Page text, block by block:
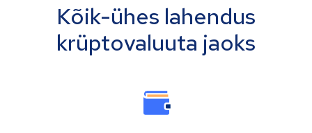
Kõik-ühes lahendus
krüptovaluuta jaoks